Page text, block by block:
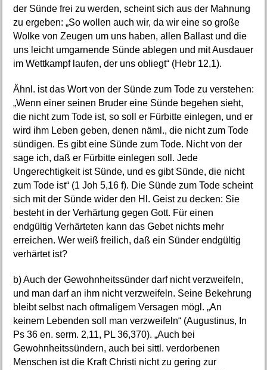
der Sünde frei zu werden, scheint sich aus der Mahnung
zu ergeben: „So wollen auch wir, da wir eine so große
Wolke von Zeugen um uns haben, allen Ballast und die
uns leicht umgarnende Sünde ablegen und mit Ausdauer
im Wettkampf laufen, der uns obliegt“ (Hebr 12,1).
Ähnl. ist das Wort von der Sünde zum Tode zu verstehen:
„Wenn einer seinen Bruder eine Sünde begehen sieht,
die nicht zum Tode ist, so soll er Fürbitte einlegen, und er
wird ihm Leben geben, denen näml., die nicht zum Tode
sündigen. Es gibt eine Sünde zum Tode. Nicht von der
sage ich, daß er Fürbitte einlegen soll. Jede
Ungerechtigkeit ist Sünde, und es gibt Sünde, die nicht
zum Tode ist“ (1 Joh 5,16 f). Die Sünde zum Tode scheint
sich mit der Sünde wider den Hl. Geist zu decken: Sie
besteht in der Verhärtung gegen Gott. Für einen
endgültig Verhärteten kann das Gebet nichts mehr
erreichen. Wer weiß freilich, daß ein Sünder endgültig
verhärtet ist?
b) Auch der Gewohnheitssünder darf nicht verzweifeln,
und man darf an ihm nicht verzweifeln. Seine Bekehrung
bleibt selbst nach oftmaligem Versagen mögl. „An
keinem Lebenden soll man verzweifeln“ (Augustinus, In
Ps 36 en. serm. 2,11, PL 36,370). „Auch bei
Gewohnheitssündern, auch bei sittl. verdorbenen
Menschen ist die Kraft Christi nicht zu gering zur